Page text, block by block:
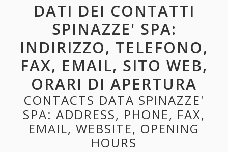
DATI DEI CONTATTI
SPINAZZE' SPA:
INDIRIZZO, TELEFONO,
FAX, EMAIL, SITO WEB,
ORARI DI APERTURA
CONTACTS DATA SPINAZZE'
SPA: ADDRESS, PHONE, FAX,
EMAIL, WEBSITE, OPENING
HOURS